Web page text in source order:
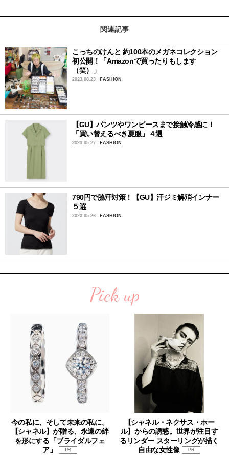
関連記事
こっちのけんと 約100本のメガネコレクション
初公開！「Amazonで買ったりもします
（笑）」
2023.08.23 FASHION
【GU】パンツやワンピースまで接触冷感に！
「買い替えるべき夏服」４選
2023.05.27 FASHION
790円で脇汗対策！【GU】汗ジミ解消インナー
５選
2023.05.26 FASHION
Pick up
今の私に、そして未来の私に。
【シャネル】が贈る、永遠の絆
を形にする「ブライダルフェ
ア」
PR
【シャネル・ネクサス・ホー
ル】からの誘惑。世界が注目す
るリンダー スターリングが描く
自由な女性像
PR